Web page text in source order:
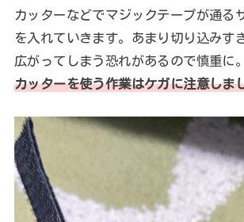
カッターなどでマジックテープが通る
を入れていきます。あまり切り込みす
広がってしまう恐れがあるので慎重に。
カッターを使う作業はケガに注意しま